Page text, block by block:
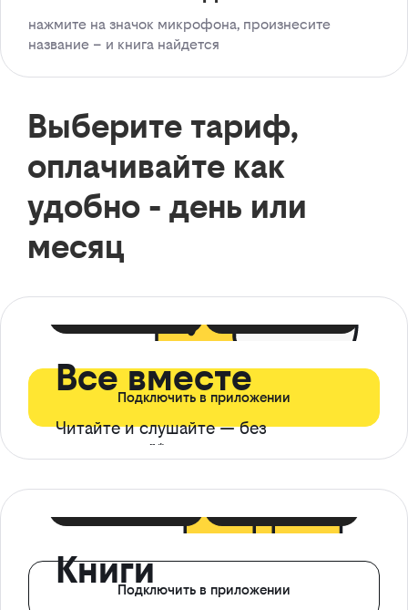
нажмите на значок микрофона, произнесите
название – и книга найдется
Выберите тариф,
оплачивайте как
удобно - день или
месяц
Все вместе
Читайте и слушайте — без
ограничений*
Подключить в приложении
КнигиПодключить в приложении